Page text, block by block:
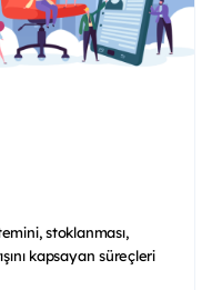
stoklanması,
kapsayan süreçleri